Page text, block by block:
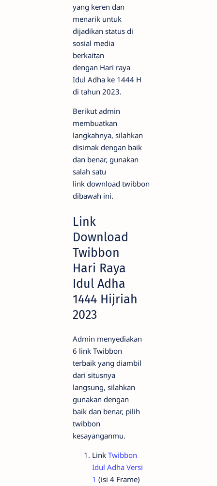
yang keren dan
menarik untuk
dijadikan status di
sosial media
berkaitan
dengan Hari raya
Idul Adha ke 1444 H
di tahun 2023.
Berikut admin
membuatkan
langkahnya, silahkan
disimak dengan baik
dan benar, gunakan
salah satu
link download twibbon
dibawah ini.
Link
Download
Twibbon
Hari Raya
Idul Adha
1444 Hijriah
2023
Admin menyediakan
6 link Twibbon
terbaik yang diambil
dari situsnya
langsung, silahkan
gunakan dengan
baik dan benar, pilih
twibbon
kesayanganmu.
Link Twibbon
Idul Adha Versi
1 (isi 4 Frame)